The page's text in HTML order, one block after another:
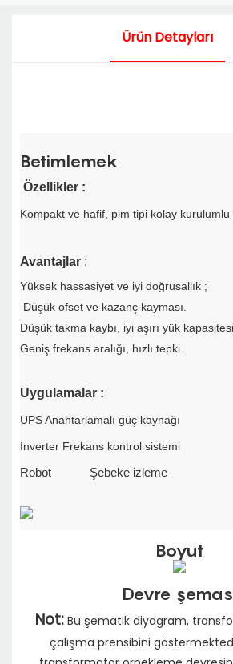
Ürün Detayları
Betimlemek
Özellikler :
Kompakt ve hafif, pim tipi kolay kurulumlu
Avantajlar :
Yüksek hassasiyet ve iyi doğrusallık ;
Düşük ofset ve kazanç kayması.
Düşük takma kaybı, iyi aşırı yük
Geniş frekans aralığı, hızlı tepki.
Uygulamalar :
UPS Anahtarlamalı güç kaynağı
İnverter Frekans kontrol sistemi
Robot Şebeke izleme
Boyut
Devre
Not: Bu şematik diyagram,
çalışma prensibini